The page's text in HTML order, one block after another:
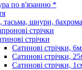
по в'язанню *
тасьма, шнури, бахрома
стрічки
стрічки
Сатинові стрічки,
Сатинові стрічки,
Сатинові стрічки,